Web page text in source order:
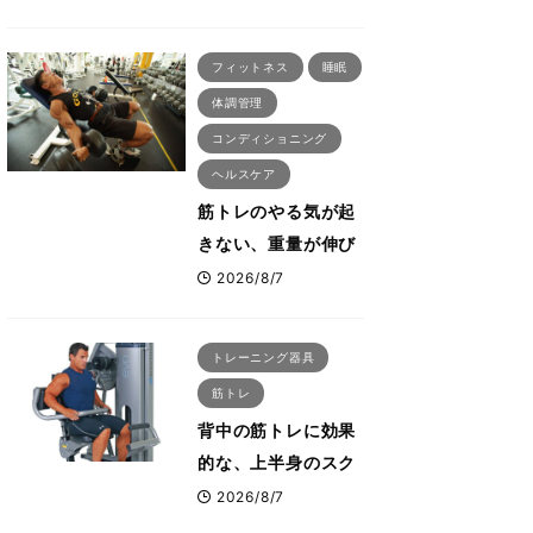
る「回復習慣」
フィットネス 睡眠
体調管理
コンディショニング
ヘルスケア
筋トレのやる気が起
きない、重量が伸び
ない ボディビル世
える食事・睡眠・呼
吸の整え方
2026/8/7
トレーニング器具
筋トレ
背中の筋トレに効果
的な、上半身のスク
ワットとも言われた
2026/8/7